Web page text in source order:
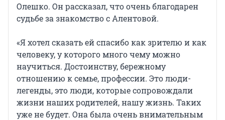
Олешко. Он рассказал, что очень благодарен
судьбе за знакомство с Алентовой.
«Я хотел сказать ей спасибо как зрителю и как
человеку, у которого много чему можно
научиться. Достоинству, бережному
отношению к семье, профессии. Это люди-
легенды, это люди, которые сопровождали
жизни наших родителей, нашу жизнь. Таких
уже не будет. Она была очень внимательным